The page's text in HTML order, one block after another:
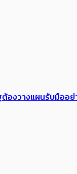
องวางแผนรับมืออย่